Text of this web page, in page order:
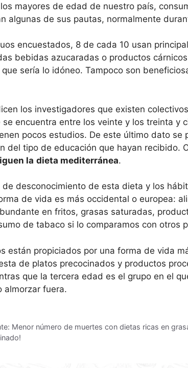
mayores de edad de nuestro país,
algunas de sus pautas, normalmente
encuestados, 8 de cada 10 usan
bebidas azucaradas o productos
sería lo idóneo. Tampoco son
los investigadores que existen
encuentra entre los veinte y los treinta y
pocos estudios. De este último dato
del tipo de educación que hayan recibido.
la dieta mediterránea.
desconocimiento de esta dieta y los
de vida es más occidental o europea:
en fritos, grasas saturadas,
de tabaco si lo comparamos con otros
están propiciados por una forma de vida
de platos precocinados y productos
que la tercera edad es el grupo en el
almorzar fuera.
Menor número de muertes con dietas ricas en